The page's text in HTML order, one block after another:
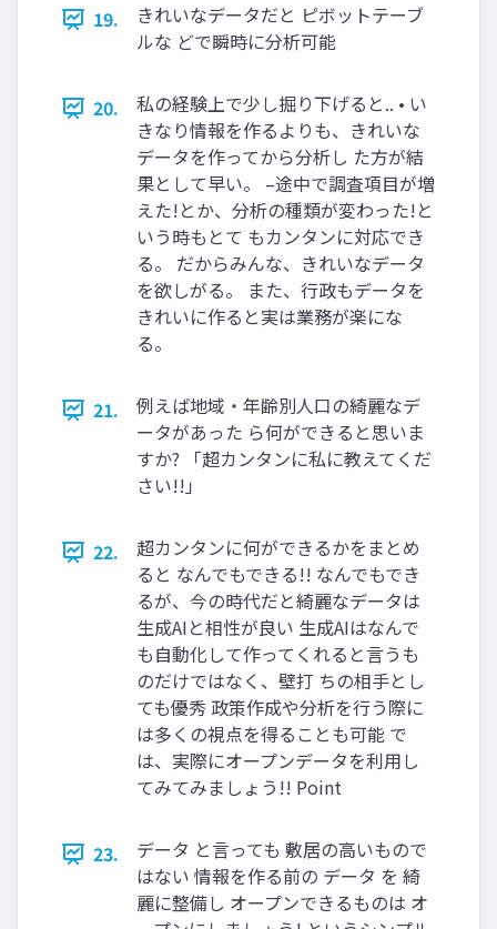
19.
きれいなデータだと ピボットテーブ
ルな どで瞬時に分析可能
20.
私の経験上で少し掘り下げると.. • い
きなり情報を作るよりも、きれいな
データを作ってから分析し た方が結
果として早い。 –途中で調査項目が増
えた!とか、分析の種類が変わった!と
いう時もとて もカンタンに対応でき
る。 だからみんな、きれいなデータ
を欲しがる。 また、行政もデータを
きれいに作ると実は業務が楽にな
る。
21.
例えば地域・年齢別人口の綺麗なデ
ータがあった ら何ができると思いま
すか? 「超カンタンに私に教えてくだ
さい!!」
22.
超カンタンに何ができるかをまとめ
ると なんでもできる!! なんでもでき
るが、今の時代だと綺麗なデータは
生成AIと相性が良い 生成AIはなんで
も自動化して作ってくれると言うも
のだけではなく、壁打 ちの相手とし
ても優秀 政策作成や分析を行う際に
は多くの視点を得ることも可能 で
は、実際にオープンデータを利用し
てみてみましょう!! Point
23.
データ と言っても 敷居の高いもので
はない 情報を作る前の データ を 綺
麗に整備し オープンできるものは オ